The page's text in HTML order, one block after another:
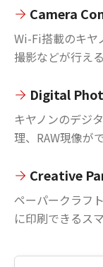
Camera
Wi-Fi搭載のキヤ
撮影などが行え
Digital
キヤノンのデジ
理、RAW現像が
Creative
ペーパークラフ
に印刷できるス